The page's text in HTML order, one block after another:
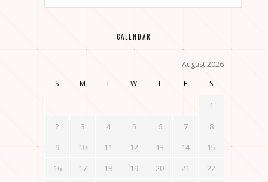
CALENDAR
August 2026
S
M T W T F S
1
2
3 4 5 6 7
8
9
10 11 12 13 14
15
16
17 18 19 20 21 22